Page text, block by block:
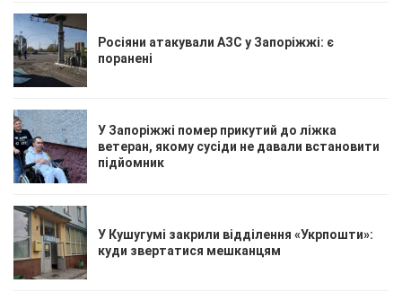
Росіяни атакували АЗС у Запоріжжі: є
поранені
У Запоріжжі помер прикутий до ліжка
ветеран, якому сусіди не давали встановити
підйомник
У Кушугумі закрили відділення «Укрпошти»:
куди звертатися мешканцям